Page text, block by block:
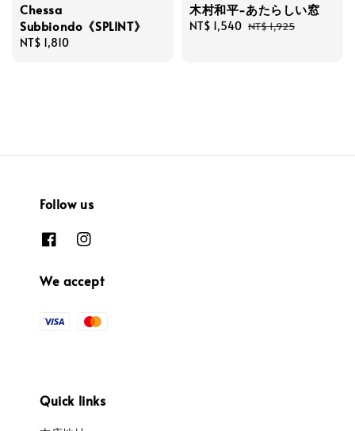
Chessa
Subbiondo《SPLINT》
Regular
NT$ 1,810
木村和平-あたらしい窓
Sale
NT$ 1,540 Regular
NT$ 1,925
Follow us
We accept
Quick links